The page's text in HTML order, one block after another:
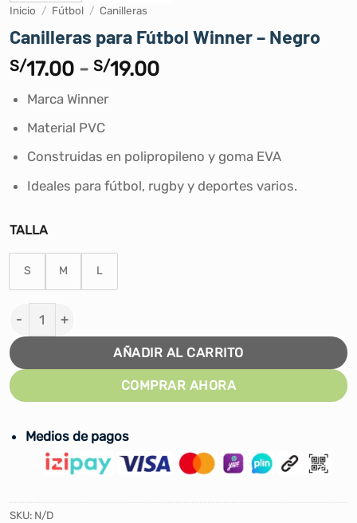
Inicio / Fútbol / Canilleras
Canilleras para Fútbol Winner – Negro
S/17.00 - S/19.00Rango
S/17.00
hasta
S/19.00
Marca Winner
Material PVC
Construidas en polipropileno y goma EVA
Ideales para fútbol, rugby y deportes varios.
TALLA
S M L
Canilleras para Fútbol Winner - Negro cantidad
AÑADIR AL CARRITO
COMPRAR AHORA
Medios de pagos
SKU: N/D